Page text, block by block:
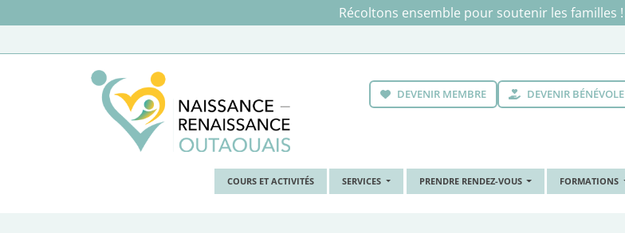
Récoltons ensemble pour soutenir les familles !
DEVENIR MEMBRE DEVENIR BÉNÉVOLE
COURS ET ACTIVITÉS SERVICES PRENDRE RENDEZ-VOUS FORMATIONS